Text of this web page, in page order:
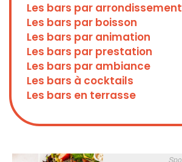
Les bars par arrondissement
Les bars par boisson
Les bars par animation
Les bars par prestation
Les bars par ambiance
Les bars à cocktails
Les bars en terrasse